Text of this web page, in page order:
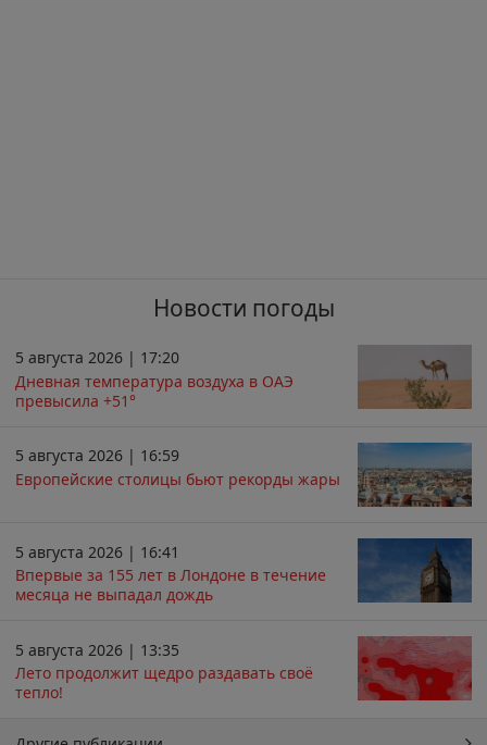
Новости погоды
5 августа 2026 | 17:20
Дневная температура воздуха в ОАЭ
превысила +51°
5 августа 2026 | 16:59
Европейские столицы бьют рекорды жары
5 августа 2026 | 16:41
Впервые за 155 лет в Лондоне в течение
месяца не выпадал дождь
5 августа 2026 | 13:35
Лето продолжит щедро раздавать своё
тепло!